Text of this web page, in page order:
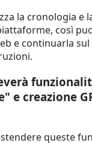
la cronologia e
così
e continuarla
e creazione
queste